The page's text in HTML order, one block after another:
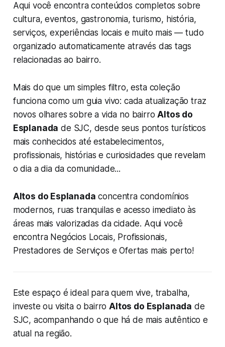
Aqui você encontra conteúdos completos sobre
cultura, eventos, gastronomia, turismo, história,
serviços, experiências locais e muito mais — tudo
organizado automaticamente através das tags
relacionadas ao bairro.
Mais do que um simples filtro, esta coleção
funciona como um guia vivo: cada atualização traz
novos olhares sobre a vida no bairroAltos do
Esplanada de SJC, desde seus pontos turísticos
mais conhecidos até estabelecimentos,
profissionais, histórias e curiosidades que revelam
o dia a dia da comunidade...
Altos do Esplanada concentra condomínios
modernos, ruas tranquilas e acesso imediato às
áreas mais valorizadas da cidade. Aqui você
encontra Negócios Locais, Profissionais,
Prestadores de Serviços e Ofertas mais perto!
Este espaço é ideal para quem vive, trabalha,
investe ou visita o bairroAltos do Esplanada de
SJC, acompanhando o que há de mais autêntico e
atual na região.